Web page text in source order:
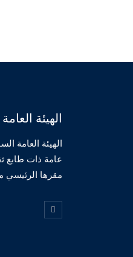
الهيئة
الهيئة العامة
عامة ذات طابع
مقرها الرئيسي